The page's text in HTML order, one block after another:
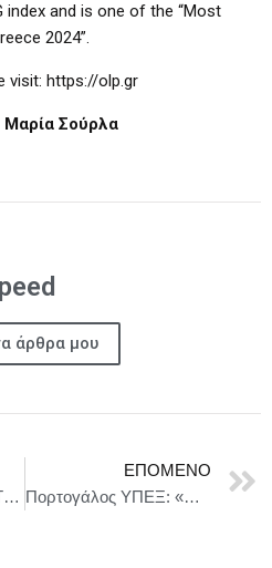
index and is one of the “Most
2024”.
visit: https://olp.gr
Μαρία Σούρλα
άρθρα μου
Ο Πρόεδρος της ΕΣΕΤ Γιώργος Κουλουράς στον εορτασμό της 51ης Επετείου από την Αποκατάσταση της Δημοκρατίας
ΕΠΌΜΕΝΟ
Πορτογάλος ΥΠΕΞ: «Προσβλέπουμε σε ενίσχυση της στρατηγικής εταιρικής μας σχέσης με το Μαρόκο»